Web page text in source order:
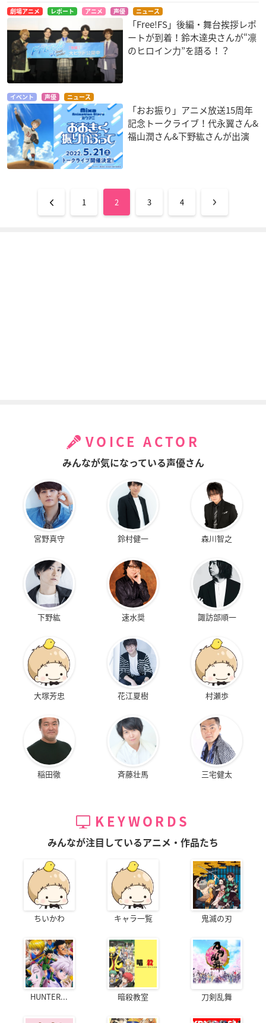
劇場アニメ レポート アニメ 声優 ニュース
「Free!FS」後編・舞台挨拶レポ
ートが到着！鈴木達央さんが“凛
のヒロイン力”を語る！？
イベント 声優 ニュース
「おお振り」アニメ放送15周年
記念トークライブ！代永翼さん&
福山潤さん&下野紘さんが出演
1 2 3 4
VOICE ACTOR
みんなが気になっている声優さん
宮野真守 鈴村健一 森川智之
下野紘 速水奨 諏訪部順一
大塚芳忠 花江夏樹 村瀬歩
稲田徹 斉藤壮馬 三宅健太
KEYWORDS
みんなが注目しているアニメ・作品たち
ちいかわ キャラ一覧 鬼滅の刃
HUNTER... 暗殺教室 刀剣乱舞